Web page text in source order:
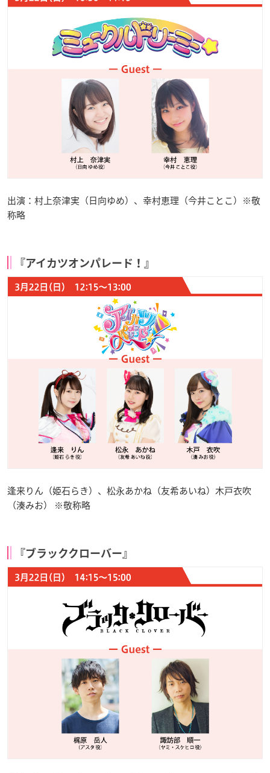
出演：村上奈津実（日向ゆめ）、幸村恵理（今井ことこ）※敬
称略
『アイカツオンパレード！』
逢来りん（姫石らき）、松永あかね（友希あいね）木戸衣吹
（湊みお） ※敬称略
『ブラッククローバー』